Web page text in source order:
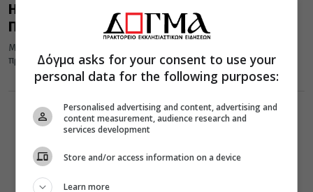
Η εορτή του Αγίου Αποστόλου Ανδρέου στην
Πάτρα (ΦΩΤΟ)
Μετά την Θεία Λειτουργία ετελέσθη η Δοξολογία και εν συνεχεία
πραγματοποιήθηκε η Λιτανεία της Αγίας Κάρας και της Ιεράς...
Δόγμα asks for your consent to use your
personal data for the following purposes:
Personalised advertising and content, advertising and
content measurement, audience research and
services development
Store and/or access information on a device
Learn more